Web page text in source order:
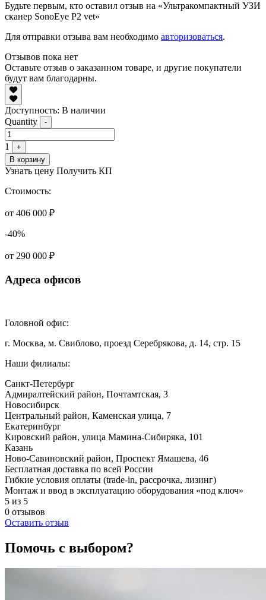
Будьте первым, кто оставил отзыв на «Ультракомпактный УЗИ
сканер SonoEye P2 vet»
Для отправки отзыва вам необходимо авторизоваться.
Отзывов пока нет
Оставьте отзыв о заказанном товаре, и другие покупатели
будут вам благодарны.
Доступность: В наличии
Quantity
-
1
+
В корзину
Узнать цену Получить КП
Стоимость:
от 406 000 ₽
-40%
от 290 000 ₽
Адреса офисов
Головной офис:
г. Москва, м. Свиблово, проезд Серебрякова, д. 14, стр. 15
Наши филиалы:
Санкт-Петербург
Адмиралтейский район, ​Почтамтская, 3
Новосибирск
Центральный район, Каменская улица, 7
Екатеринбург
Кировский район, улица Мамина-Сибиряка, 101
Казань
Ново-Савиновский район, ​Проспект Ямашева, 46
Бесплатная доставка по всей России
Гибкие условия оплаты (trade-in, рассрочка, лизинг)
Монтаж и ввод в эксплуатацию оборудования «под ключ»
5 из 5
0 отзывов
Оставить отзыв
Помочь с выбором?